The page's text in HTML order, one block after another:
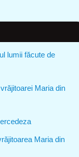
lumii făcute de
Maria din
Maria din